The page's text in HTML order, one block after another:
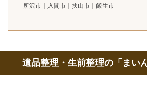
所沢市｜入間市｜挟山市｜飯生市
遺品整理・生前整理の「まい